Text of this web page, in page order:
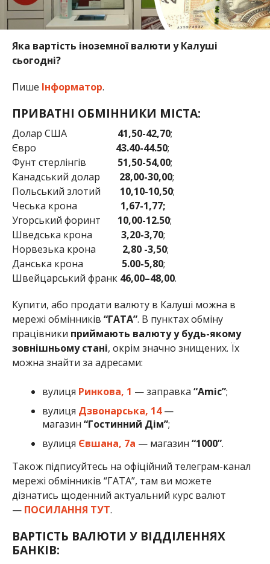
Яка вартість іноземної валюти у Калуші
сьогодні?
Пише Інформатор.
ПРИВАТНІ ОБМІННИКИ МІСТА:
Долар США 41,50-42,70;
Євро 43.40-44.50;
Фунт стерлінгів 51,50-54,00;
Канадський долар 28,00-30,00;
Польський злотий
10,10-10,50;
Чеська крона 1,67-1,77;
Угорський форинт 10,00-12.50;
Шведська крона 3,20-3,70;
Норвезька крона 2,80 -3,50;
Данська крона 5.00-5,80;
Швейцарський франк 46,00–48,00.
Купити, або продати валюту в Калуші можна в
мережі обмінників “ГАТА”. В пунктах обміну
працівники приймають валюту у будь-якому
зовнішньому стані, окрім значно знищених. Їх
можна знайти за адресами:
вулиця Ринкова, 1 — заправка “Amic”;
вулиця Дзвонарська, 14—
магазин “Гостинний Дім”;
вулиця Євшана, 7а — магазин “1000”.
Також підписуйтесь на офіційний телеграм-канал
мережі обмінників “ГАТА”, там ви можете
дізнатись щоденний актуальний курс валют
— ПОСИЛАННЯ ТУТ.
ВАРТІСТЬ ВАЛЮТИ У ВІДДІЛЕННЯХ
БАНКІВ: